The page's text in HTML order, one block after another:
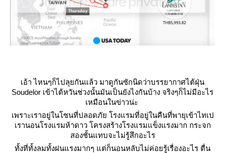
เอ้า ไหนๆก็ไปลุยกันแล้ว มาดูกันซักนิดว่าบรรยากาศไต้ฝุ่น
Soudelor เข้าไต้หวันช่วงนั้นมันเป็นยังไงกันบ้าง จริงๆก็ไม่มีอะไร
เหมือนในข่าวน่ะ
เพราะเราอยู่ในโซนที่ปลอดภัย โรงแรมที่อยู่ในคืนที่พายุเข้าไทเป
เรานอนโรงแรมห้าดาว โครงสร้างโรงแรมแข็งแรงมาก กระจก
สองชั้นแทบจะไม่รู้สึกอะไร
ทั้งที่ทั้งลมทั้งฝนแรงมากๆ ต่ก็นอนหลับไม่ค่อยรู้เรื่องอะไร ตื่น